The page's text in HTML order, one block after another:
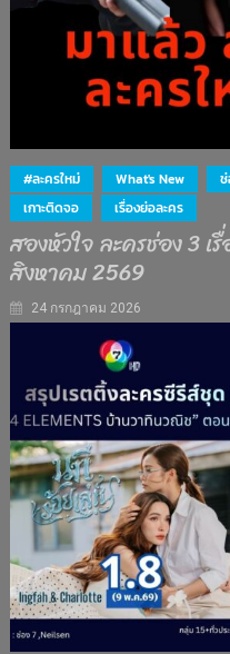
#ละครใหม่ What's New
เกาะติดจอ
เรื่องย่อละคร
สองหัวใจ ละครช่อง 3 เ
สิงหาคม 2569
24 กรกฎาคม 2026